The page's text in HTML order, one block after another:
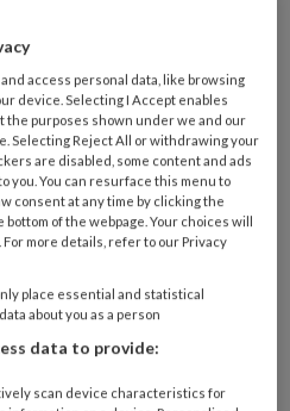
lezen?
aan en lees 2
per maand
Log dan in
access personal data, like browsing
device. Selecting I Accept enables
the purposes shown under we and our
Selecting Reject All or withdrawing your
are disabled, some content and ads
you. You can resurface this menu to
consent at any time by clicking the
of the webpage. Your choices will
more details, refer to our Privacy
place essential and statistical
about you as a person
data to provide:
scan device characteristics for